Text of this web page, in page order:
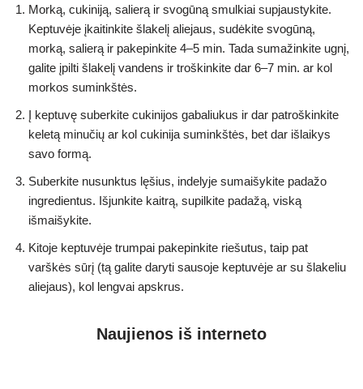
Morką, cukiniją, salierą ir svogūną smulkiai supjaustykite.
Keptuvėje įkaitinkite šlakelį aliejaus, sudėkite svogūną,
morką, salierą ir pakepinkite 4–5 min. Tada sumažinkite ugnį,
galite įpilti šlakelį vandens ir troškinkite dar 6–7 min. ar kol
morkos suminkštės.
Į keptuvę suberkite cukinijos gabaliukus ir dar patroškinkite
keletą minučių ar kol cukinija suminkštės, bet dar išlaikys
savo formą.
Suberkite nusunktus lęšius, indelyje sumaišykite padažo
ingredientus. Išjunkite kaitrą, supilkite padažą, viską
išmaišykite.
Kitoje keptuvėje trumpai pakepinkite riešutus, taip pat
varškės sūrį (tą galite daryti sausoje keptuvėje ar su šlakeliu
aliejaus), kol lengvai apskrus.
Naujienos iš interneto